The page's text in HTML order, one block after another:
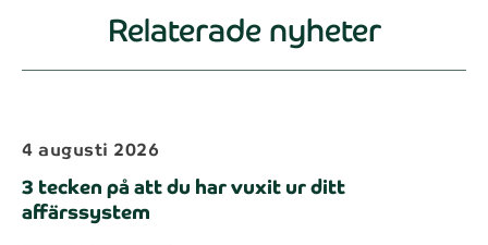
Relaterade nyheter
4 augusti 2026
3 tecken på att du har vuxit ur ditt
affärssystem